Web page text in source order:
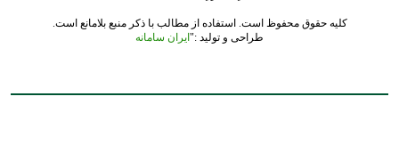
کلیه حقوق محفوظ است. استفاده از مطالب با ذکر منبع بلامانع است.
طراحی و تولید :"ایران سامانه